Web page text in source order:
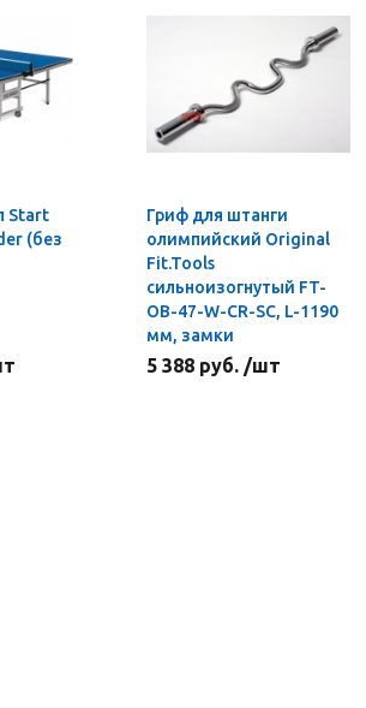
Start
(без
Гриф для штанги
олимпийский Original
Fit.Tools
сильноизогнутый FT-
OB-47-W-CR-SC, L-1190
мм, замки
5 388 руб. /шт